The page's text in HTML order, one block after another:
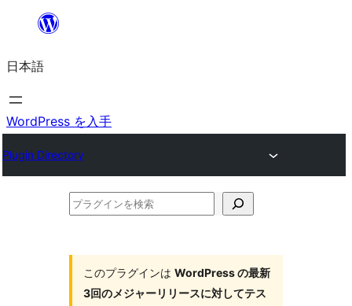
を
ス
キ
プ
日本語
WordPress を入手
Plugin Directory
プ
このプラグインは WordPress の最新
3回のメジャーリリースに対してテス